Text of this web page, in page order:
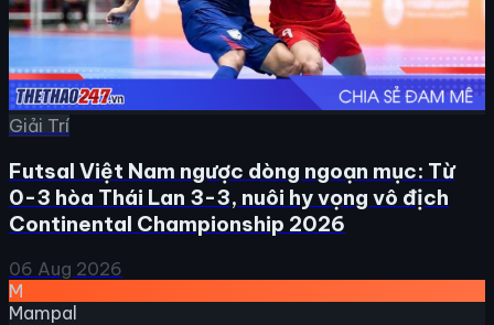
Giải Trí
Futsal Việt Nam ngược dòng ngoạn mục: Từ
0-3 hòa Thái Lan 3-3, nuôi hy vọng vô địch
Continental Championship 2026
06 Aug 2026
M
Mampal